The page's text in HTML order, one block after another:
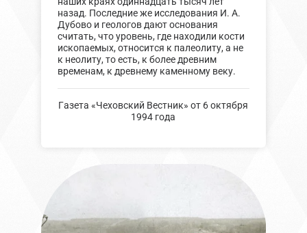
назад. Последние же исследования И. А.
Дубово и геологов дают основания
считать, что уровень, где находили кости
ископаемых, относится к палеолиту, а не
к неолиту, то есть, к более древним
временам, к древнему каменному веку.
Газета «Чеховский Вестник» от 6 октября
1994 года